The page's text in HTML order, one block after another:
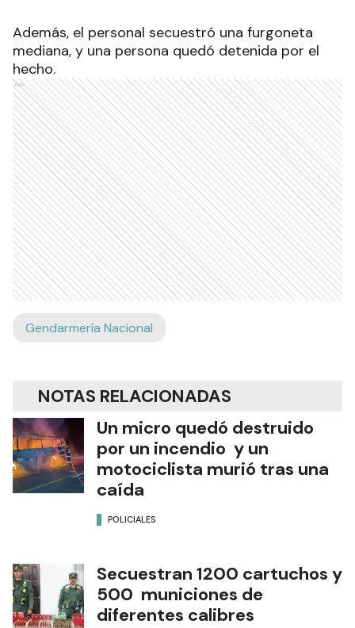
Además, el personal secuestró una furgoneta
mediana, y una persona quedó detenida por el
hecho.
Ads
Gendarmería Nacional
NOTAS RELACIONADAS
Un micro quedó destruido
por un incendio y un
motociclista murió tras una
caída
POLICIALES
Secuestran 1200 cartuchos y
500 municiones de
diferentes calibres